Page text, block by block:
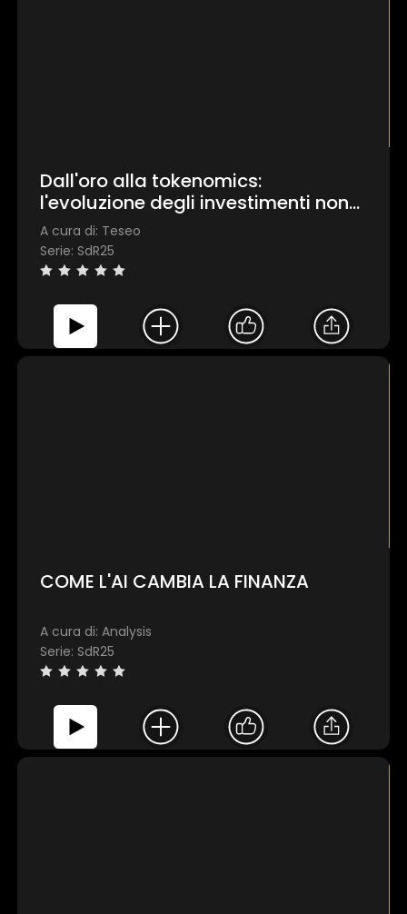
Dall'oro alla tokenomics:
l'evoluzione degli investimenti non
convenzionali
A cura di: Teseo
Serie: SdR25
COME L'AI CAMBIA LA FINANZA
A cura di: Analysis
Serie: SdR25